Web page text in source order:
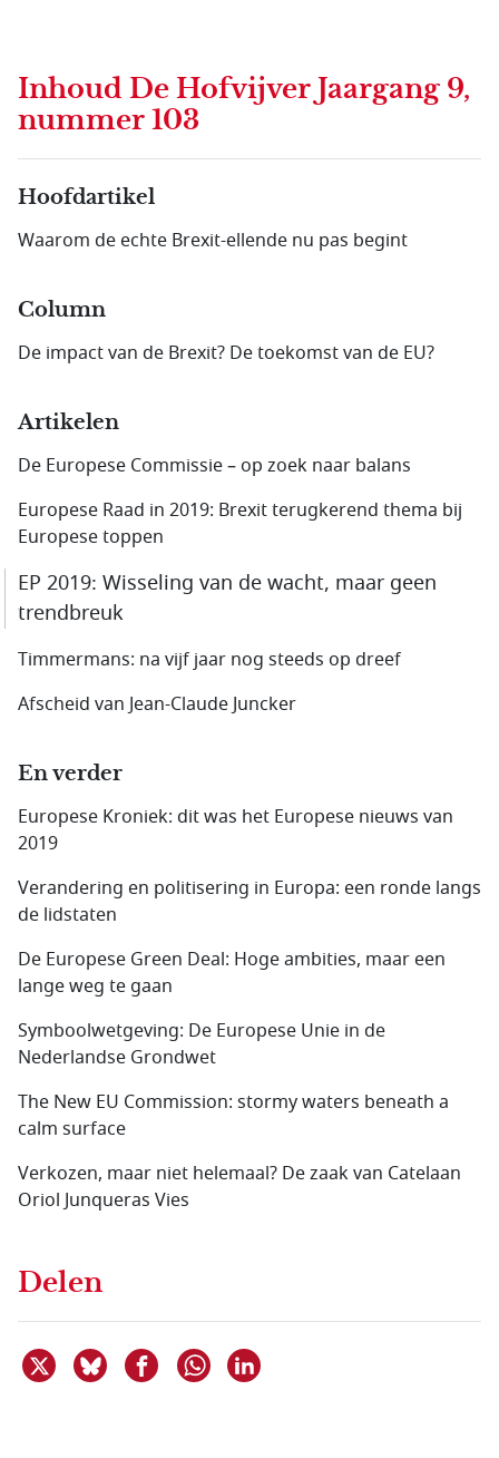
Inhoud De Hofvijver Jaargang 9,
nummer 103
Hoofdartikel
Waarom de echte Brexit-ellende nu pas begint
Column
De impact van de Brexit? De toekomst van de EU?
Artikelen
De Europese Commissie – op zoek naar balans
Europese Raad in 2019: Brexit terugkerend thema bij
Europese toppen
EP 2019: Wisseling van de wacht, maar geen
trendbreuk
Timmermans: na vijf jaar nog steeds op dreef
Afscheid van Jean-Claude Juncker
En verder
Europese Kroniek: dit was het Europese nieuws van
2019
Verandering en politisering in Europa: een ronde langs
de lidstaten
De Europese Green Deal: Hoge ambities, maar een
lange weg te gaan
Symboolwetgeving: De Europese Unie in de
Nederlandse Grondwet
The New EU Commission: stormy waters beneath a
calm surface
Verkozen, maar niet helemaal? De zaak van Catelaan
Oriol Junqueras Vies
Delen
Deel dit item op X
Deel dit item op Bluesky
Deel dit item op Facebook
Delen via WhatsApp